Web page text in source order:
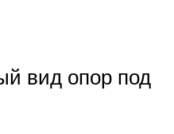
вид опор под